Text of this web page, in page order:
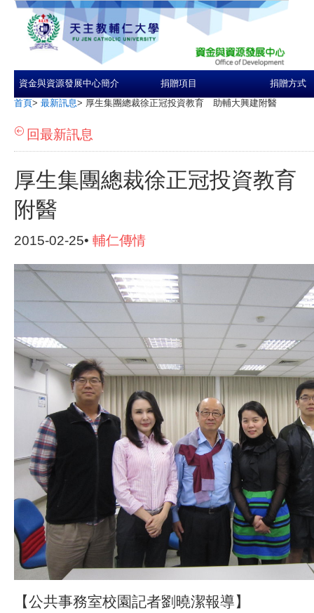
資金與資源發展中心簡介 捐贈項目 捐贈方式
首頁> 最新訊息> 厚生集團總裁徐正冠投資教育 助輔大興建附醫
回最新訊息
厚生集團總裁徐正冠投資教
附醫
2015-02-25• 輔仁傳情
【公共事務室校園記者劉曉潔報導】